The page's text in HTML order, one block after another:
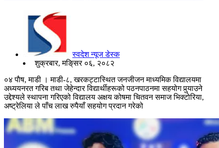
स्वदेश न्यूज डेस्क
शुक्रबार, मङि्सर ०६, २०८२
०४ पाैष, माडी । माडी-८, खरकट्टास्थित जनजीजन माध्यमिक विद्यालयमा
अध्ययनरत गरिब तथा जेहेन्दार विद्यार्थीहरूको पठनपाठनमा सहयोग पुर्‍याउने
उद्देश्यले स्थापना गरिएको विद्यालय अक्षय कोषमा चितवन समाज भिक्टोरिया,
अष्ट्रेलिया ले पाँच लाख रुपैयाँ सहयोग प्रदान गरेको